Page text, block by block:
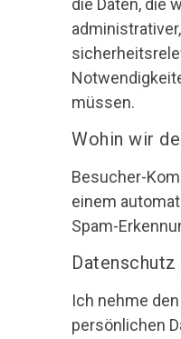
die Daten, die
müssen.
Wohin wir
Besucher-
einem
Spam-
Datenschutz
Ich nehme
persönlichen